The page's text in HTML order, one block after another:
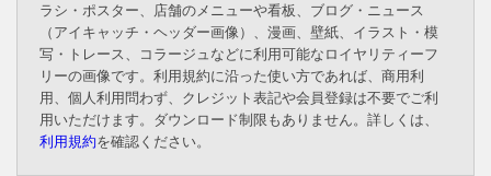
ラシ・ポスター、店舗のメニューや看板、ブログ・ニュース
（アイキャッチ・ヘッダー画像）、漫画、壁紙、イラスト・模
写・トレース、コラージュなどに利用可能なロイヤリティーフ
リーの画像です。利用規約に沿った使い方であれば、商用利
用、個人利用問わず、クレジット表記や会員登録は不要でご利
用いただけます。ダウンロード制限もありません。詳しくは、
利用規約を確認ください。